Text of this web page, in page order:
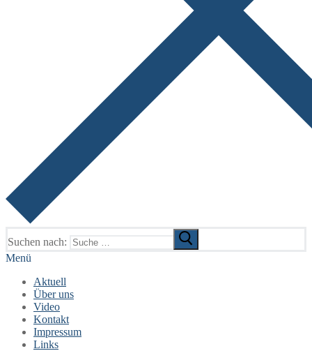
Suchen nach:
Menü
Aktuell
Über uns
Video
Kontakt
Impressum
Links